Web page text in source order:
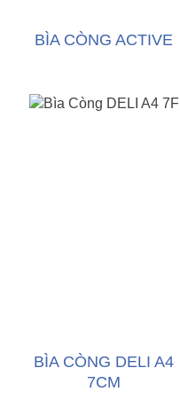
BÌA CÒNG ACTIVE
BÌA CÒNG DELI A4
7CM